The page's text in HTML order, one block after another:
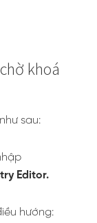
khoá
sau:
Editor.
hướng: